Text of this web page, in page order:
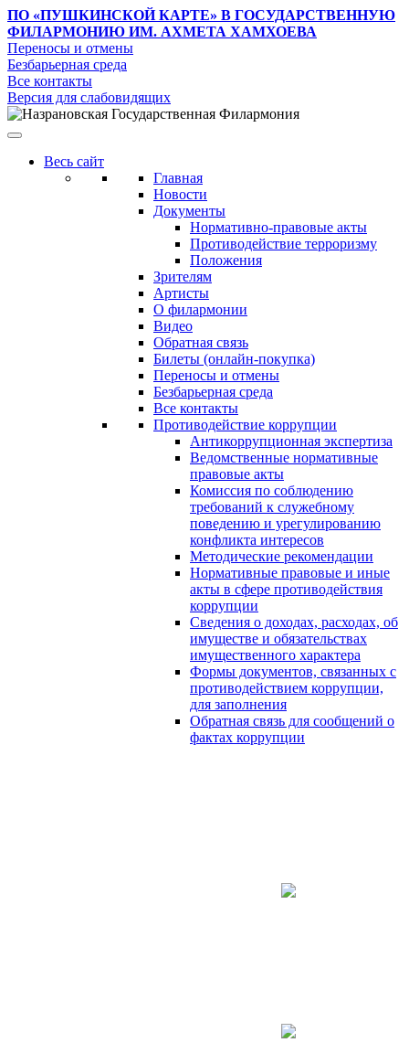
ПО «ПУШКИНСКОЙ КАРТЕ» В ГОСУДАРСТВЕННУЮ
ФИЛАРМОНИЮ ИМ. АХМЕТА ХАМХОЕВА
Переносы и отмены
Безбарьерная среда
Все контакты
Версия для слабовидящих
Весь сайт
Главная
Новости
Документы
Нормативно-правовые акты
Противодействие терроризму
Положения
Зрителям
Артисты
О филармонии
Видео
Обратная связь
Билеты (онлайн-покупка)
Переносы и отмены
Безбарьерная среда
Все контакты
Противодействие коррупции
Антикоррупционная экспертиза
Ведомственные нормативные
правовые акты
Комиссия по соблюдению
требований к служебному
поведению и урегулированию
конфликта интересов
Методические рекомендации
Нормативные правовые и иные
акты в сфере противодействия
коррупции
Сведения о доходах, расходах, об
имуществе и обязательствах
имущественного характера
Формы документов, связанных с
противодействием коррупции,
для заполнения
Обратная связь для сообщений о
фактах коррупции